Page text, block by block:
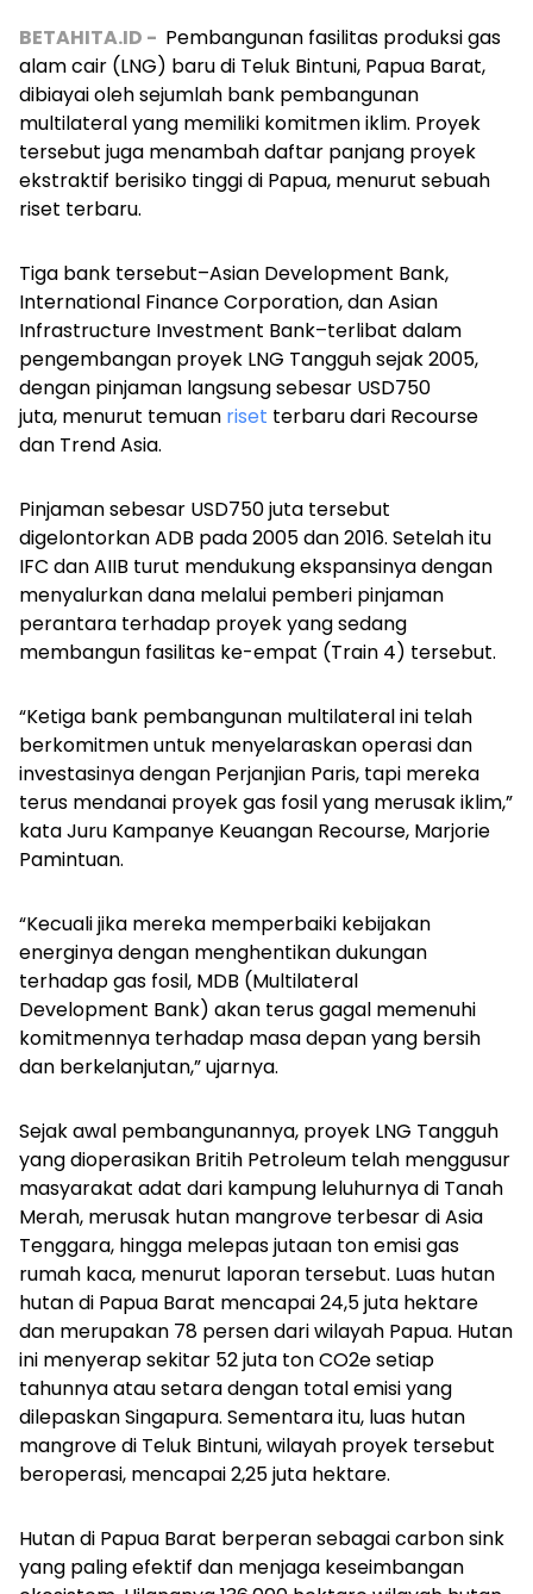
BETAHITA.ID - Pembangunan fasilitas produksi gas
alam cair (LNG) baru di Teluk Bintuni, Papua Barat,
dibiayai oleh sejumlah bank pembangunan
multilateral yang memiliki komitmen iklim. Proyek
tersebut juga menambah daftar panjang proyek
ekstraktif berisiko tinggi di Papua, menurut sebuah
riset terbaru.
Tiga bank tersebut–Asian Development Bank,
International Finance Corporation, dan Asian
Infrastructure Investment Bank–terlibat dalam
pengembangan proyek LNG Tangguh sejak 2005,
dengan pinjaman langsung sebesar USD750
juta, menurut temuan riset terbaru dari Recourse
dan Trend Asia.
Pinjaman sebesar USD750 juta tersebut
digelontorkan ADB pada 2005 dan 2016. Setelah itu
IFC dan AIIB turut mendukung ekspansinya dengan
menyalurkan dana melalui pemberi pinjaman
perantara terhadap proyek yang sedang
membangun fasilitas ke-empat (Train 4) tersebut.
“Ketiga bank pembangunan multilateral ini telah
berkomitmen untuk menyelaraskan operasi dan
investasinya dengan Perjanjian Paris, tapi mereka
terus mendanai proyek gas fosil yang merusak iklim,”
kata Juru Kampanye Keuangan Recourse, Marjorie
Pamintuan.
“Kecuali jika mereka memperbaiki kebijakan
energinya dengan menghentikan dukungan
terhadap gas fosil, MDB (Multilateral
Development Bank) akan terus gagal memenuhi
komitmennya terhadap masa depan yang bersih
dan berkelanjutan,” ujarnya.
Sejak awal pembangunannya, proyek LNG Tangguh
yang dioperasikan Britih Petroleum telah menggusur
masyarakat adat dari kampung leluhurnya di Tanah
Merah, merusak hutan mangrove terbesar di Asia
Tenggara, hingga melepas jutaan ton emisi gas
rumah kaca, menurut laporan tersebut. Luas hutan
hutan di Papua Barat mencapai 24,5 juta hektare
dan merupakan 78 persen dari wilayah Papua. Hutan
ini menyerap sekitar 52 juta ton CO2e setiap
tahunnya atau setara dengan total emisi yang
dilepaskan Singapura. Sementara itu, luas hutan
mangrove di Teluk Bintuni, wilayah proyek tersebut
beroperasi, mencapai 2,25 juta hektare.
Hutan di Papua Barat berperan sebagaicarbon sink
yang paling efektif dan menjaga keseimbangan